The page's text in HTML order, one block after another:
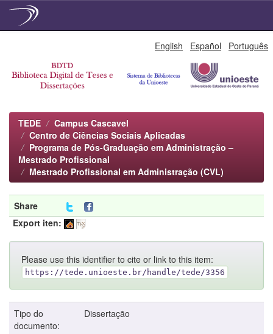
English Español Português
TEDE
Campus Cascavel
Centro de Ciências Sociais Aplicadas
Programa de Pós-Graduação em Administração –
Mestrado Profissional
Mestrado Profissional em Administração (CVL)
Share
Export iten:
Please use this identifier to cite or link to this item:
https://tede.unioeste.br/handle/tede/3356
Tipo do
documento:
Dissertação